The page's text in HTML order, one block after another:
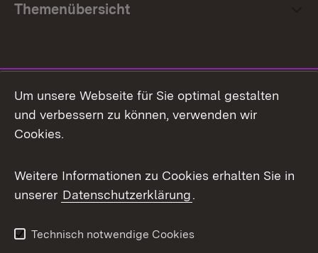
Themenübersicht
Facebook
X / Twitter
Youtube
Um unsere Webseite für Sie optimal gestalten
und verbessern zu können, verwenden wir
Cookies.
Weitere Informationen zu Cookies erhalten Sie in
unserer Datenschutzerklärung.
Technisch notwendige Cookies